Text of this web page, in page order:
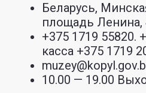
Беларусь,
площадь Ленина,
+375 1719 55820.
касса +375 1719
10.00 — 19.00